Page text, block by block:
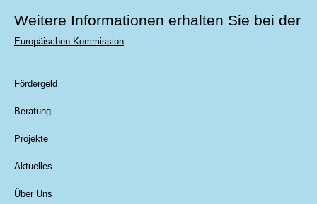
Weitere Informationen erhalten Sie bei der
Europäischen Kommission
Fördergeld
Beratung
Projekte
Aktuelles
Über Uns